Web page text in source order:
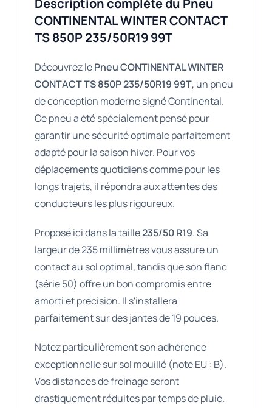
Description complète du Pneu
CONTINENTAL WINTER CONTACT
TS 850P 235/50R19 99T
Découvrez lePneu CONTINENTAL WINTER
CONTACT TS 850P 235/50R19 99T, un pneu
de conception moderne signé Continental.
Ce pneu a été spécialement pensé pour
garantir une sécurité optimale parfaitement
adapté pour la saison hiver. Pour vos
déplacements quotidiens comme pour les
longs trajets, il répondra aux attentes des
conducteurs les plus rigoureux.
Proposé ici dans la taille235/50 R19. Sa
largeur de 235 millimètres vous assure un
contact au sol optimal, tandis que son flanc
(série 50) offre un bon compromis entre
amorti et précision. Il s'installera
parfaitement sur des jantes de 19 pouces.
Notez particulièrement son adhérence
exceptionnelle sur sol mouillé (note EU : B).
Vos distances de freinage seront
drastiquement réduites par temps de pluie.